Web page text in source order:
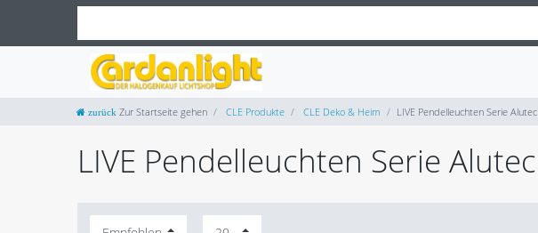
Zur Startseite gehen CLE Produkte CLE Deko & Heim LIVE Pendelleuchten Serie Alutec
LIVE Pendelleuchten Serie Alutec